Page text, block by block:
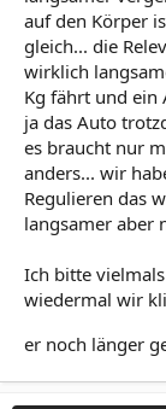
auf den Körper
gleich... die
wirklich
Kg fährt und ein
ja das Auto
es braucht nur
anders... wir
Regulieren das
langsamer aber
Ich bitte
wiedermal wir
er noch länger